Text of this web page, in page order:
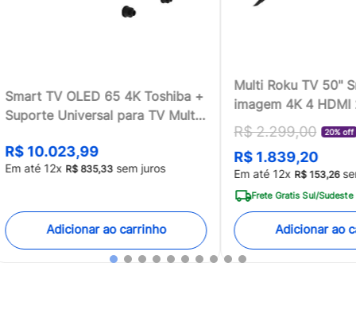
Smart TV OLED 65 4K Toshiba +
Suporte Universal para TV Multi
R$ 10.023,99
Em até 12x R$ 835,33 sem juros
Adicionar ao carrinho
Multi Roku TV 50"
imagem 4K 4 HDMI
compatível com
Home -
[Reembalado]
R$ 2.299,00 20% off
R$ 1.839,20
Em até 12x R$ 153,26
Frete Gratis Sul/Sudeste
Adicionar ao